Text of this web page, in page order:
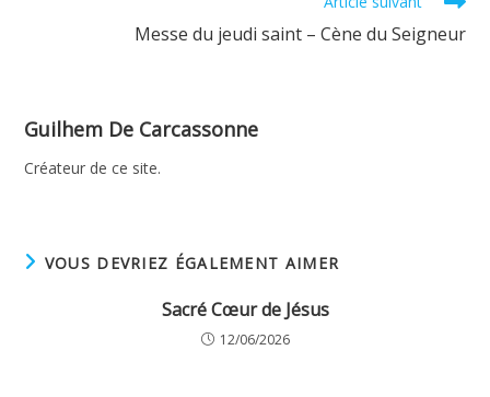
Messe du jeudi saint – Cène du Seigneur
Guilhem De Carcassonne
Créateur de ce site.
VOUS DEVRIEZ ÉGALEMENT AIMER
Sacré Cœur de Jésus
12/06/2026